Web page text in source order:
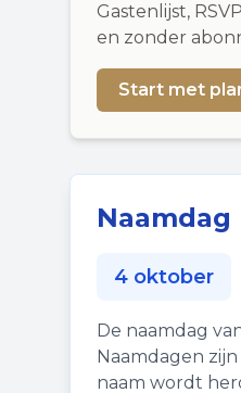
Gastenlijst,
en zonder
Start met
Naamdag
4 oktober
De naamdag
Naamdagen
naam wordt